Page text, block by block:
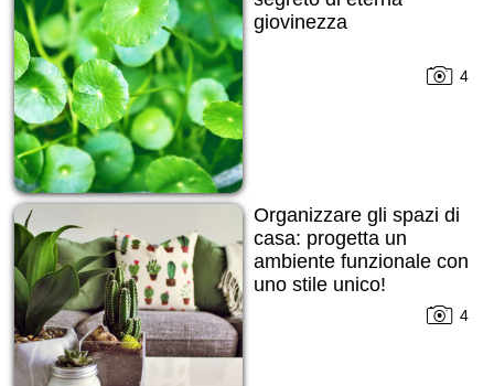
giovinezza
4
Organizzare gli spazi di
casa: progetta un
ambiente funzionale con
uno stile unico!
4